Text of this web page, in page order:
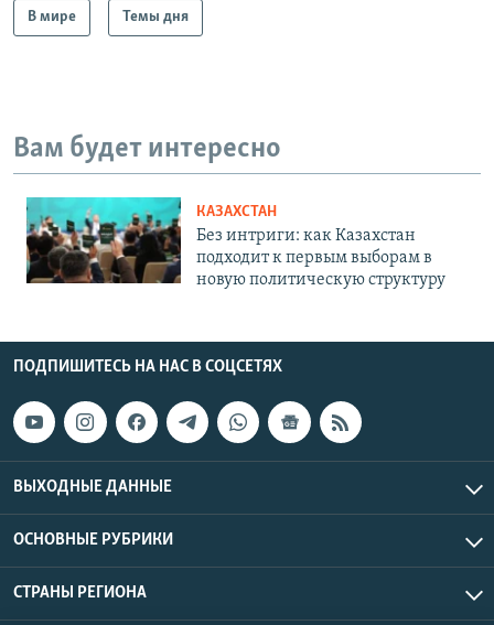
В мире Темы дня
Вам будет интересно
КАЗАХСТАН
Без интриги: как Казахстан
подходит к первым выборам в
новую политическую структуру
ПОДПИШИТЕСЬ НА НАС В СОЦСЕТЯХ
ВЫХОДНЫЕ ДАННЫЕ
ОСНОВНЫЕ РУБРИКИ
СТРАНЫ РЕГИОНА